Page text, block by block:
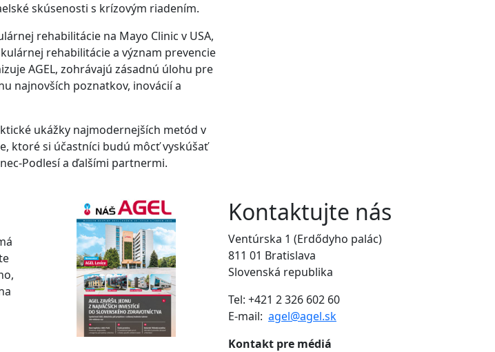
skúsenosti s krízovým riadením.
rehabilitácie na Mayo Clinic v USA,
rehabilitácie a význam prevencie
AGEL, zohrávajú zásadnú úlohu pre
najnovších poznatkov, inovácií a
ukážky najmodernejších metód v
ktoré si účastníci budú môcť vyskúšať
Podlesí a ďalšími partnermi.
Kontaktujte nás
Ventúrska 1 (Erdődyho palác)
811 01 Bratislava
Slovenská republika
Tel: +421 2 326 602 60
E-mail: agel@agel.sk
Kontakt pre médiá